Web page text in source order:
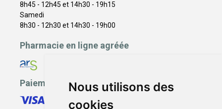
Nous utilisons des
cookies
8h45 - 12h45 et 14h30 - 19h15
Samedi
8h30 - 12h30 et 14h30 - 19h00
Pharmacie en ligne agréée
Paiement sécurisé